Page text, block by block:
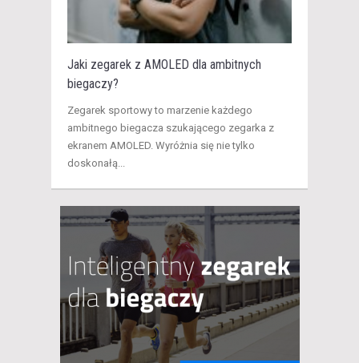
Jaki zegarek z AMOLED dla ambitnych
biegaczy?
​Zegarek sportowy to marzenie każdego
ambitnego biegacza szukającego zegarka z
ekranem AMOLED. Wyróżnia się nie tylko
doskonałą...